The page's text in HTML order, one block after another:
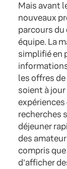
Mais avant
nouveaux
parcours
équipe. La
simplifié en
les offres
soient à
expériences
recherches
déjeuner
des
compris
d'afficher